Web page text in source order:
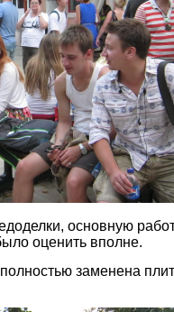
основную
оценить вполне.
заменена